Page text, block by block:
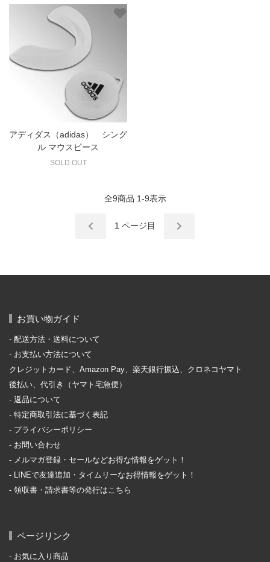
アディダス（adidas） シング
ル マウスピース
SOLD OUT
全9商品 1-9表示
1 ページ目
お買い物ガイド
配送方法・送料について
お支払い方法について
クレジットカード、Amazon Pay、楽天銀行振込、クロネコヤマト
後払い、代引き（ヤマト宅急便）
返品について
特定商取引法に基づく表記
プライバシーポリシー
お問い合わせ
メルマガ登録・セールなどお得な情報をゲット！
LINEで友達追加・タイムリーなお得情報をゲット！
領収書・請求書等の発行はこちら
ページリンク
お気に入り商品